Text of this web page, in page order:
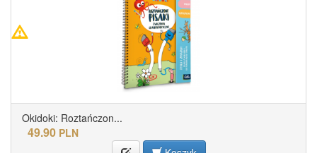
Okidoki: Roztańczon...
49.90 PLN